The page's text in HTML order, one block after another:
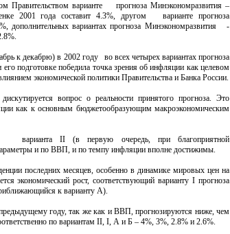
Правительством варианте прогноза Минэкономразвития –
2001 года составит 4.3%, другом варианте прогноза
дополнительных вариантах прогноза Минэкономразвития -
к декабрю) в 2002 году во всех четырех вариантах прогноза
подготовке победила точка зрения об инфляции как целевом
экономической политики Правительства и Банка России.
вопрос о реальности принятого прогноза. Это
как к основным бюджетообразующим макроэкономическим
варианта II (в первую очередь, при благоприятной
и по ВВП, и по темпу инфляции вполне достижимы.
последних месяцев, особенно в динамике мировых цен на
экономический рост, соответствующий варианту I прогноза
к варианту А).
году, так же как и ВВП, прогнозируются ниже, чем
по вариантам II, I, А и Б – 4%, 3%, 2.8% и 2.6%.